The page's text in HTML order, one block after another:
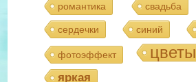
романтика свадьба
сердечки синий
фотоэффект цветы
яркая